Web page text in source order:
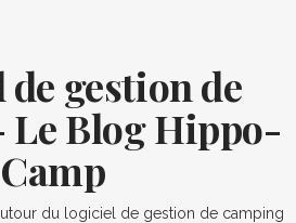
gestion de
Blog Hippo-
Camp
du logiciel de gestion de camping